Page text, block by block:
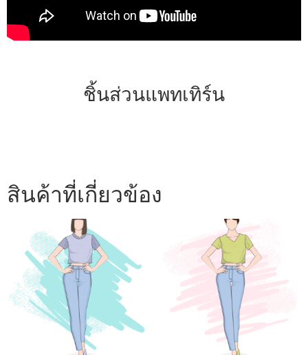
ชิ้นส่วนแพทเทิร์น
สินค้าที่เกี่ยวข้อง